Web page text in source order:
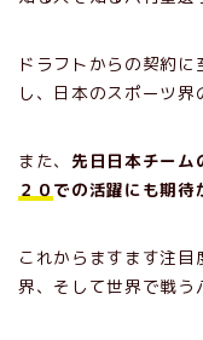
ドラフトからの契約
し、日本のスポーツ界
また、 先日日本チーム
２０ での活躍にも期待
これからますます注
界、そして世界で戦う